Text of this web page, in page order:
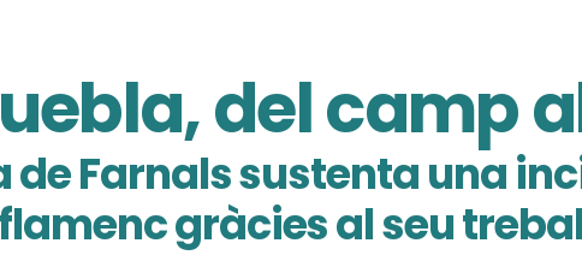
del camp
de Farnals sustenta una
gràcies al seu